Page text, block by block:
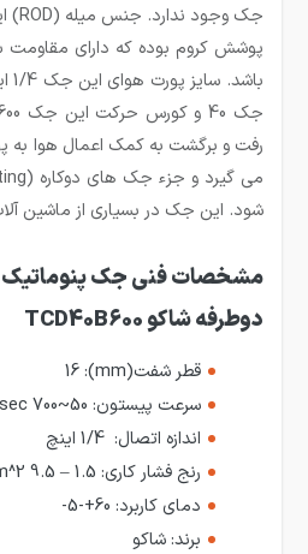
پوشش کروم بوده که دارای
رفت و برگشت به کمک اعمال هوا
شود. این جک در بسیاری از ماشین
دوطرفه شاکو TCD40B600
قطر شفت(mm):
16
سرعت پیستون: 50~700 mm/sec
اندازه اتصال:1/4 اینچ
رنج فشار کاری: 1.5 – 9.5 kgf/cm^2
دمای کاربرد: 60+-5-
برند:شاکو